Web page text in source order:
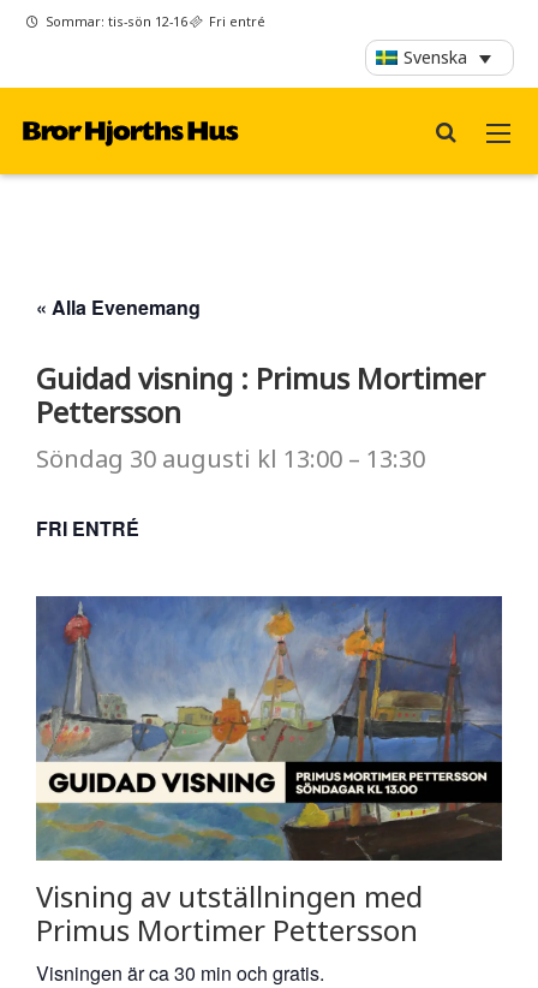
Sommar: tis-sön 12-16 Fri entré
Svenska
« Alla Evenemang
Guidad visning : Primus Mortimer
Pettersson
Söndag 30 augusti kl 13:00 – 13:30
FRI ENTRÉ
Visning av utställningen med
Primus Mortimer Pettersson
Visningen är ca 30 min och gratis.